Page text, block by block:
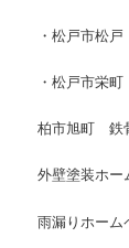
・松戸市松
・松戸市栄
柏市旭町 鉄
外壁塗装ホ
雨漏りホー